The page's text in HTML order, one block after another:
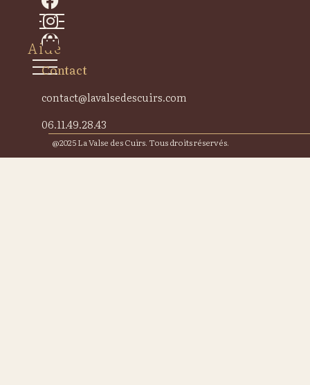
Aide
Contact
contact@lavalsedescuirs.com
06.11.49.28.43
@2025 La Valse des Cuirs. Tous droits réservés.